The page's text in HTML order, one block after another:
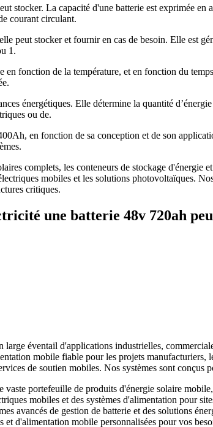
stocker. La capacité d'une batterie est exprimée
courant circulant.
peut stocker et fournir en cas de besoin. Elle est
1.
fonction de la température, et en fonction du
énergétiques. Elle détermine la quantité
ou de.
en fonction de sa conception et de son
complets, les conteneurs de stockage d'énergie
mobiles et les solutions photovoltaïques.
critiques.
une batterie 48v 720ah
éventail d'applications industrielles,
mobile fiable pour les projets manufacturiers,
de soutien mobiles. Nos systèmes sont
portefeuille de produits d'énergie solaire
mobiles et des systèmes d'alimentation pour
avancés de gestion de batterie et des solutions
d'alimentation mobile personnalisées pour vos